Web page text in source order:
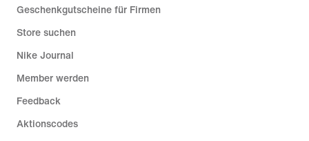
Geschenkgutscheine für Firmen
Store suchen
Nike Journal
Member werden
Feedback
Aktionscodes